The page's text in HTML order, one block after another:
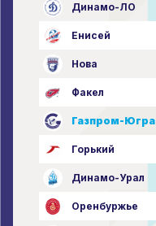
Динамо-ЛО
Енисей
Нова
Факел
Газпром-Югра
Горький
Динамо-Урал
Оренбуржье